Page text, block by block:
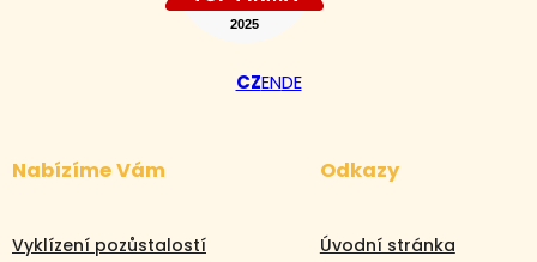
CZENDE
Nabízíme Vám
Vyklízení pozůstalostí
Odkazy
Úvodní stránka